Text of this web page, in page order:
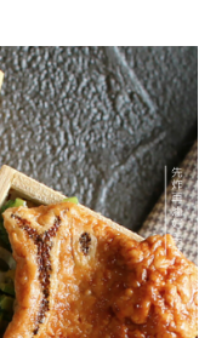
製作8個